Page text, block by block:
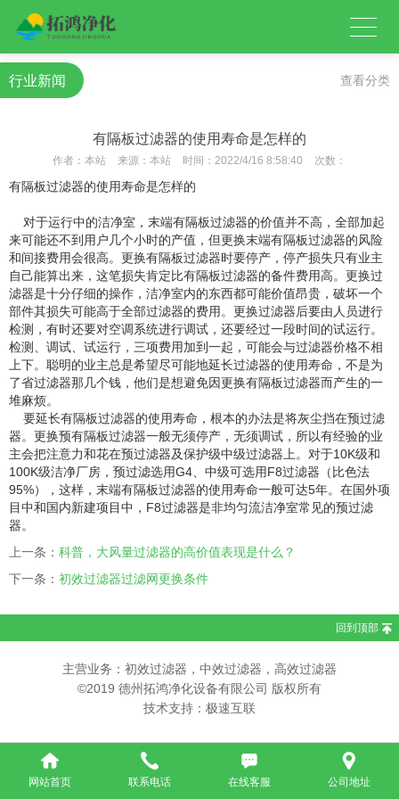
行业新闻 查看分类
有隔板过滤器的使用寿命是怎样的
作者： 本站 来源： 本站 时间： 2022/4/16 8:58:40 次数：
有隔板过滤器的使用寿命是怎样的
对于运行中的洁净室，末端有隔板过滤器的价值并不高，全部加起
来可能还不到用户几个小时的产值，但更换末端有隔板过滤器的风险
和间接费用会很高。更换有隔板过滤器时要停产，停产损失只有业主
自己能算出来，这笔损失肯定比有隔板过滤器的备件费用高。更换过
滤器是十分仔细的操作，洁净室内的东西都可能价值昂贵，破坏一个
部件其损失可能高于全部过滤器的费用。更换过滤器后要由人员进行
检测，有时还要对空调系统进行调试，还要经过一段时间的试运行。
检测、调试、试运行，三项费用加到一起，可能会与过滤器价格不相
上下。聪明的业主总是希望尽可能地延长过滤器的使用寿命，不是为
了省过滤器那几个钱，他们是想避免因更换有隔板过滤器而产生的一
堆麻烦。
要延长有隔板过滤器的使用寿命，根本的办法是将灰尘挡在预过滤
器。更换预有隔板过滤器一般无须停产，无须调试，所以有经验的业
主会把注意力和花在预过滤器及保护级中级过滤器上。对于10K级和
100K级洁净厂房，预过滤选用G4、中级可选用F8过滤器（比色法
95%），这样，末端有隔板过滤器的使用寿命一般可达5年。在国外项
目中和国内新建项目中，F8过滤器是非均匀流洁净室常见的预过滤
器。
上一条： 科普，大风量过滤器的高价值表现是什么？
下一条： 初效过滤器过滤网更换条件
网站首页 联系电话 在线客服 公司地址
回到顶部
主营业务：初效过滤器，中效过滤器，高效过滤器
©2019 德州拓鸿净化设备有限公司 版权所有
技术支持：极速互联